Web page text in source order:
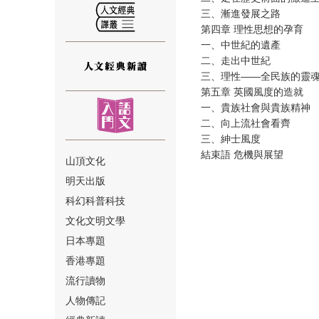
⑫
⑬
⑭
山頂文化
明天出版
科幻科普科技
文化文明文學
日本專題
香港專題
流行讀物
人物傳記
三、漸進發展之路
第四章 理性思想的孕育
一、中世紀的遺產
二、走出中世紀
三、理性——全民族的靈
第五章 英國風度的造就
一、貴族社會與貴族精神
二、向上流社會看齊
三、紳士風度
結束語 危機與展望